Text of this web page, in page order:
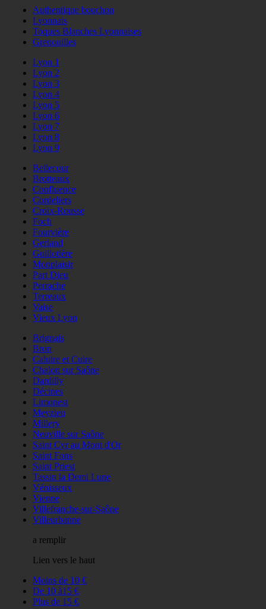
Authentique bouchon
Lyonnais
Toques Blanches Lyonnaises
Grenouilles
Lyon 1
Lyon 2
Lyon 3
Lyon 4
Lyon 5
Lyon 6
Lyon 7
Lyon 8
Lyon 9
Bellecour
Brotteaux
Confluence
Cordeliers
Croix-Rousse
Foch
Fourvière
Gerland
Guillotière
Monplaisir
Part Dieu
Perrache
Terreaux
Vaise
Vieux Lyon
Brignais
Bron
Caluire et Cuire
Chalon sur Saône
Dardilly
Décines
Limonest
Meyzieu
Millery
Neuville sur Saône
Saint Cyr au Mont d'Or
Saint Fons
Saint Priest
Tassin la Demi Lune
Vénisseux
Vienne
Villefranche-sur-Saône
Villeurbanne
a remplir
Lien vers le haut
Moins de 10 €
De 10 à15 €
Plus de 15 €